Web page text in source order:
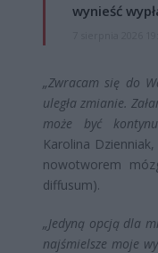
wynieść
„Zwracam się do
uległa zmianie.
może być
Karolina
nowotworem
diffusum).
„Jedyną opcją dla
najśmielsze moje